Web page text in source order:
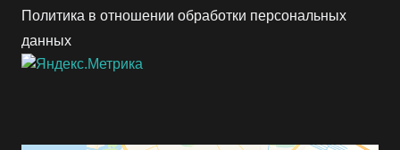
Политика в отношении обработки персональных
данных